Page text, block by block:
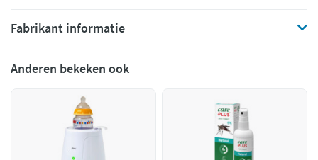
Fabrikant informatie
Anderen bekeken ook